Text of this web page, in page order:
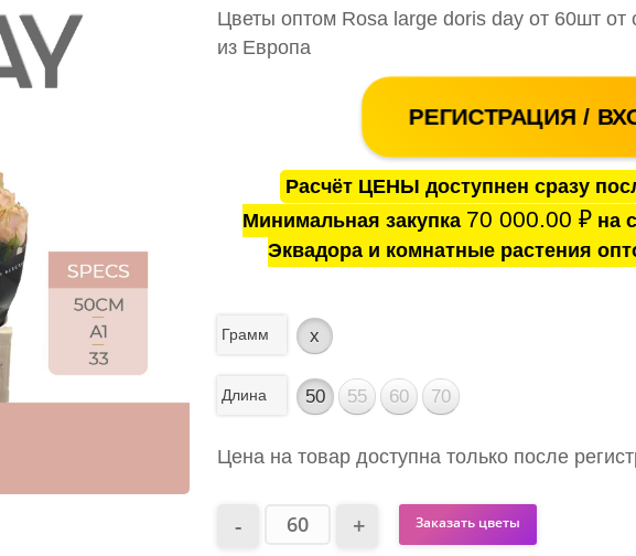
Цветы оптом Rosa large doris day от 60шт от
из Европа
РЕГИСТРАЦИЯ /
Расчёт ЦЕНЫ доступнен сразу
Минимальная закупка 70 000.00 ₽на
Эквадора и комнатные растения
Грамм x
Длина 50 55 60 70
Цена на товар доступна только после
Заказать цветы